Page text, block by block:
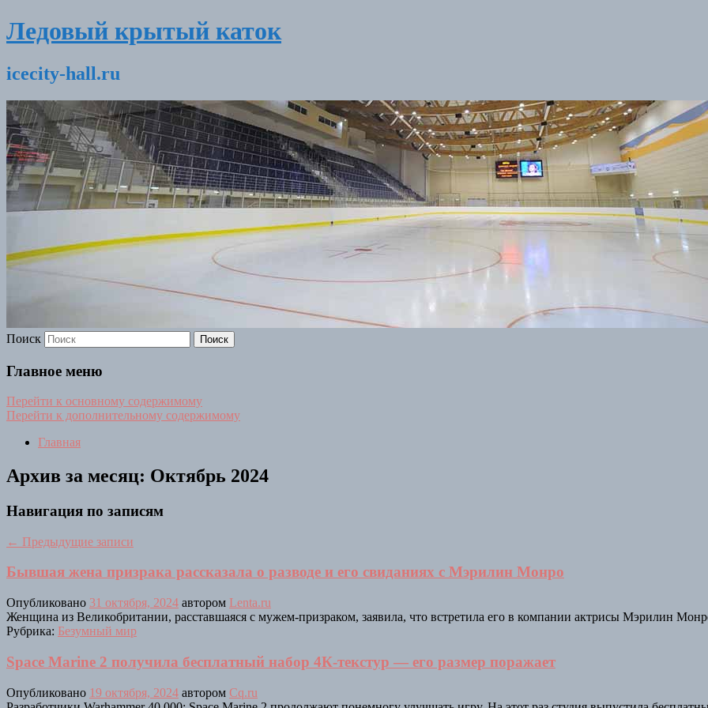
Ледовый крытый каток
icecity-hall.ru
Поиск
Главное меню
Перейти к основному содержимому
Перейти к дополнительному содержимому
Главная
Архив за месяц: Октябрь 2024
Навигация по записям
← Предыдущие записи
Бывшая жена призрака рассказала о разводе и его свиданиях с Мэрилин Монро
Опубликовано 31 октября, 2024 автором Lenta.ru
Женщина из Великобритании, расставшаяся с мужем-призраком, заявила, что встретила его в компании актрисы Мэрилин
Рубрика: Безумный мир
Space Marine 2 получила бесплатный набор 4К-текстур — его размер поражает
Опубликовано 19 октября, 2024 автором Cq.ru